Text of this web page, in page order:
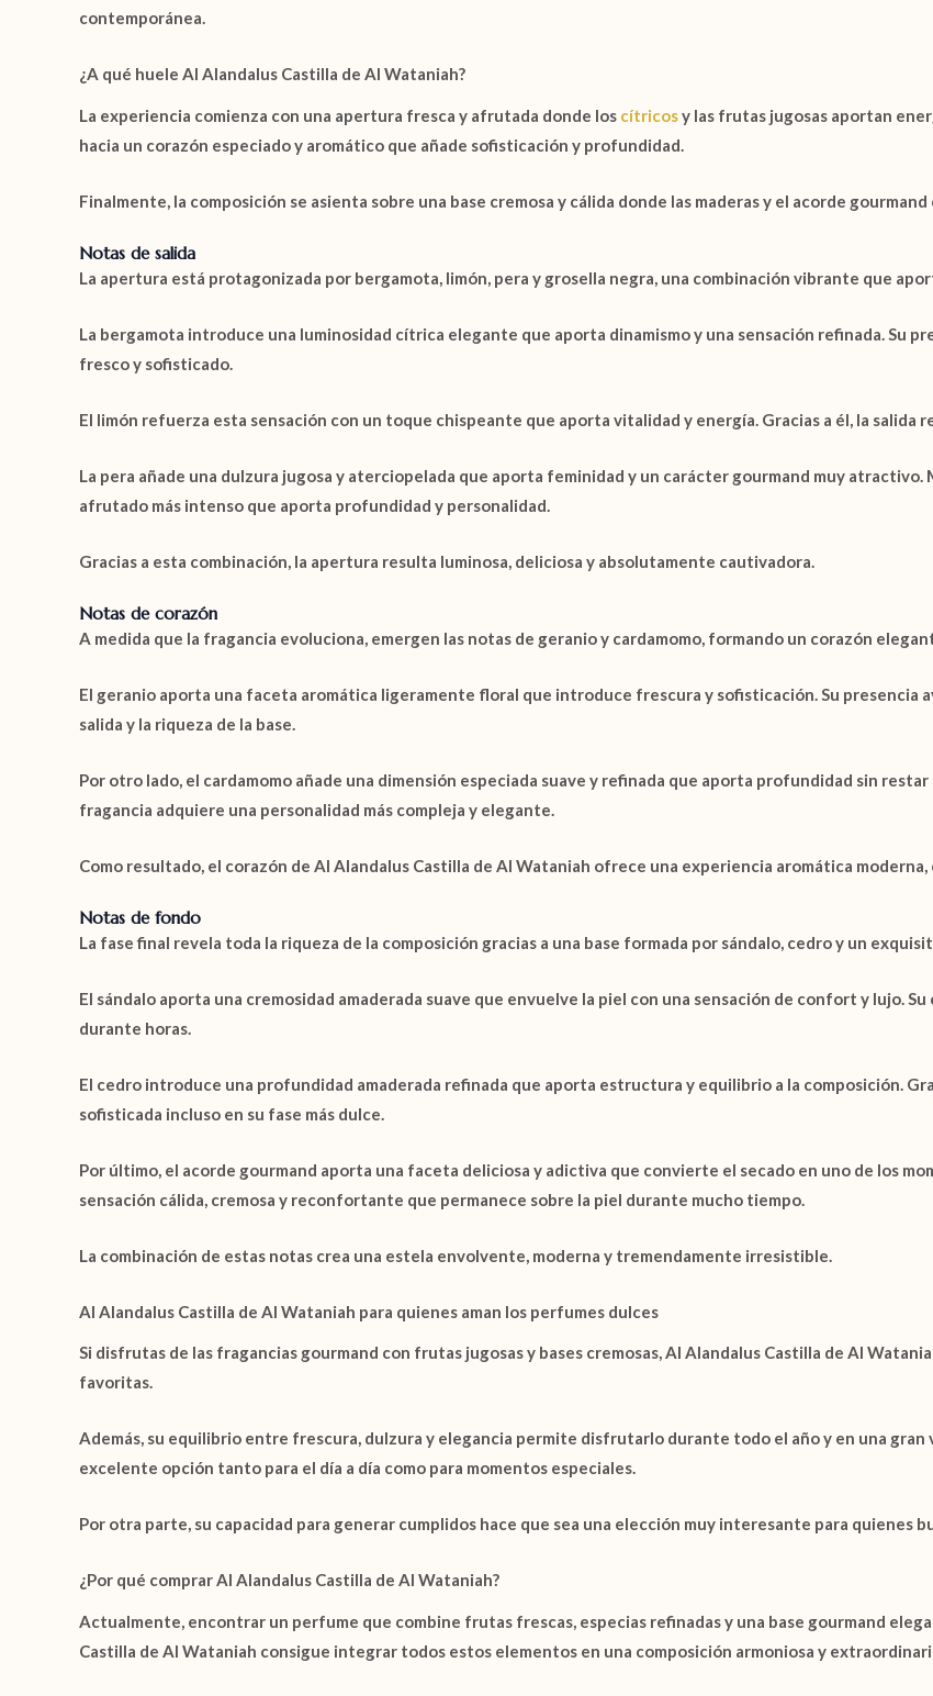
contemporánea.
¿A qué huele Al Alandalus Castilla de Al Wataniah?
La experiencia comienza con una apertura fresca y afrutada donde los cítricosy las frutas jugosas aportan
hacia un corazón especiado y aromático que añade sofisticación y profundidad.
Finalmente, la composición se asienta sobre una base cremosa y cálida donde las maderas y el acorde
Notas de salida
La apertura está protagonizada por bergamota limón pera y grosella negra , una combinación vibrante que
La bergamota introduce una luminosidad cítrica elegante que aporta dinamismo y una sensación refinada. Su
fresco y sofisticado.
El limón refuerza esta sensación con un toque chispeante que aporta vitalidad y energía. Gracias a él, la salida
La pera añade una dulzura jugosa y aterciopelada que aporta feminidad y un carácter gourmand muy atractivo.
afrutado más intenso que aporta profundidad y personalidad.
Gracias a esta combinación, la apertura resulta luminosa, deliciosa y absolutamente cautivadora.
Notas de corazón
A medida que la fragancia evoluciona, emergen las notas de geranioy cardamomo , formando un corazón
El geranio aporta una faceta aromática ligeramente floral que introduce frescura y sofisticación. Su presencia
salida y la riqueza de la base.
Por otro lado, el cardamomo añade una dimensión especiada suave y refinada que aporta profundidad sin
fragancia adquiere una personalidad más compleja y elegante.
Como resultado, el corazón de Al Alandalus Castilla de Al Wataniah ofrece una experiencia aromática moderna,
Notas de fondo
La fase final revela toda la riqueza de la composición gracias a una base formada por sándalo cedroy un
El sándalo aporta una cremosidad amaderada suave que envuelve la piel con una sensación de confort y lujo.
durante horas.
El cedro introduce una profundidad amaderada refinada que aporta estructura y equilibrio a la composición.
sofisticada incluso en su fase más dulce.
Por último, el acorde gourmand aporta una faceta deliciosa y adictiva que convierte el secado en uno de los
sensación cálida, cremosa y reconfortante que permanece sobre la piel durante mucho tiempo.
La combinación de estas notas crea una estela envolvente, moderna y tremendamente irresistible.
Al Alandalus Castilla de Al Wataniah para quienes aman los perfumes dulces
Si disfrutas de las fragancias gourmand con frutas jugosas y bases cremosas,Al Alandalus Castilla de Al
favoritas.
Además, su equilibrio entre frescura, dulzura y elegancia permite disfrutarlo durante todo el año y en una
excelente opción tanto para el día a día como para momentos especiales.
Por otra parte, su capacidad para generar cumplidos hace que sea una elección muy interesante para quienes
¿Por qué comprar Al Alandalus Castilla de Al Wataniah?
Actualmente, encontrar un perfume que combine frutas frescas, especias refinadas y una base gourmand
Castilla de Al Wataniah consigue integrar todos estos elementos en una composición armoniosa y